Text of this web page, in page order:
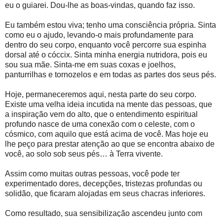
eu o guiarei. Dou-lhe as boas-vindas, quando faz isso.
Eu também estou viva; tenho uma consciência própria. Sinta
como eu o ajudo, levando-o mais profundamente para
dentro do seu corpo, enquanto você percorre sua espinha
dorsal até o cóccix. Sinta minha energia nutridora, pois eu
sou sua mãe. Sinta-me em suas coxas e joelhos,
panturrilhas e tornozelos e em todas as partes dos seus pés.
Hoje, permaneceremos aqui, nesta parte do seu corpo.
Existe uma velha ideia incutida na mente das pessoas, que
a inspiração vem do alto, que o entendimento espiritual
profundo nasce de uma conexão com o celeste, com o
cósmico, com aquilo que está acima de você. Mas hoje eu
lhe peço para prestar atenção ao que se encontra abaixo de
você, ao solo sob seus pés… à Terra vivente.
Assim como muitas outras pessoas, você pode ter
experimentado dores, decepções, tristezas profundas ou
solidão, que ficaram alojadas em seus chacras inferiores.
Como resultado, sua sensibilização ascendeu junto com